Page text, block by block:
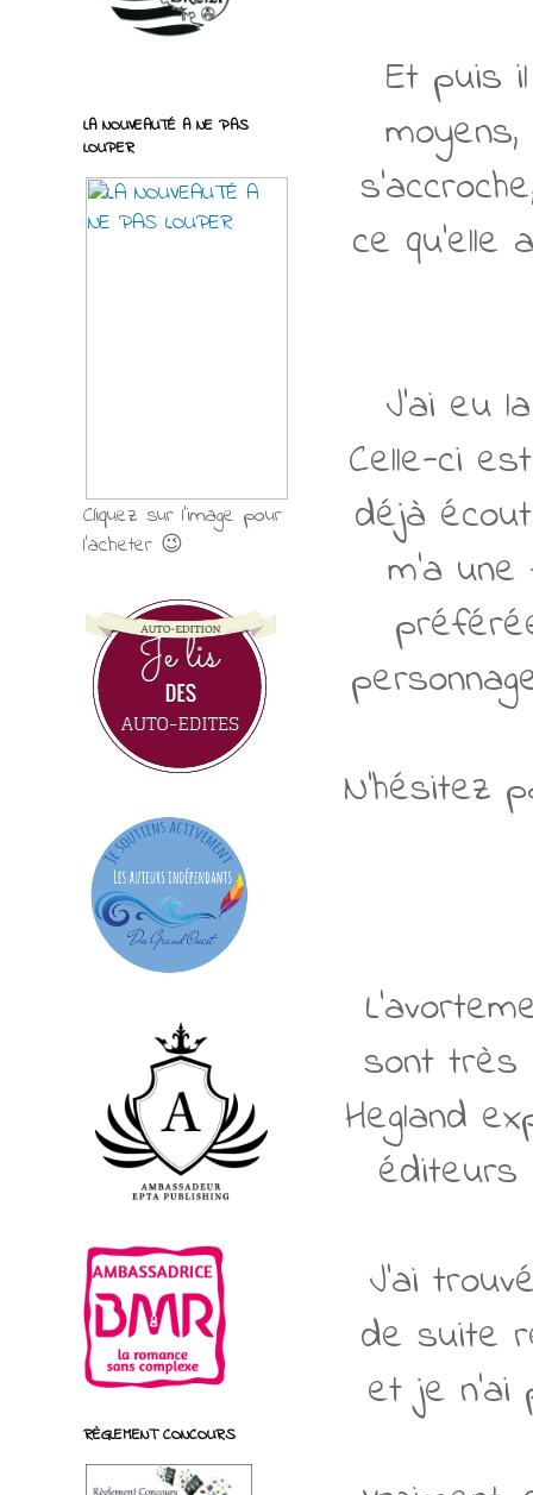
Et puis
ce qu'elle
J'ai eu
Celle-ci
déjà
m'a
N'hésitez
sont très
Hegland
éditeurs
J'ai
de suite
et je n'ai
LA NOUVEAUTÉ A NE PAS
LOUPER
Cliquez sur l'image pour
l'acheter 😉
RÈGLEMENT CONCOURS